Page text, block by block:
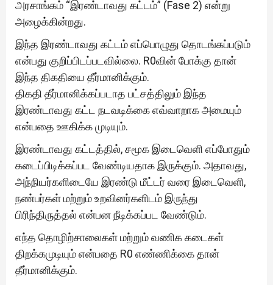
அரசாங்கம் “இரண்டாவது கட்டம்” (Fase 2) என்று
அழைக்கின்றது.
இந்த இரண்டாவது கட்டம் எப்பொழுது தொடங்கப்படும்
என்பது குறிப்பிடப்படவில்லை. R0வின் போக்கு தான்
இந்த திகதியை தீர்மானிக்கும்.
திகதி தீர்மானிக்கப்படாத பட்சத்திலும் இந்த
இரண்டாவது கட்ட நடவடிக்கை எவ்வாறாக அமையும்
என்பதை ஊகிக்க முடியும்.
இரண்டாவது கட்டத்தில், சமூக இடைவெளி எப்போதும்
கடைப்பிடிக்கப்பட வேண்டியதாக இருக்கும். அதாவது,
அந்நியர்களிடையே இரண்டு மீட்டர் வரை இடைவெளி,
நண்பர்கள் மற்றும் உறவினர்களிடம் இருந்து
பிரிந்திருத்தல் என்பன நீடிக்கப்பட வேண்டும்.
எந்த தொழிற்சாலைகள் மற்றும் வணிக கடைகள்
திறக்கமுடியும் என்பதை R0 எண்ணிக்கை தான்
தீர்மானிக்கும்.